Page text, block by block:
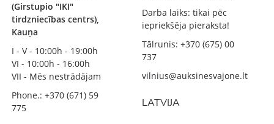
(Girstupio "IKI"
tirdzniecības centrs),
Kauņa
I - V - 10:00h - 19:00h
VI - 10:00h - 16:00h
VII - Mēs nestrādājam
Phone.: +370 (671) 59
775
Darba laiks: tikai pēc
iepriekšēja pieraksta!
Tālrunis: +370 (675) 00
737
vilnius@auksinesvajone.lt
LATVIJA